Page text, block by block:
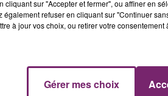
cliquant sur "Accepter et fermer", ou affiner en
également refuser en cliquant sur "Continuer
à jour vos choix, ou retirer votre
Gérer mes choix